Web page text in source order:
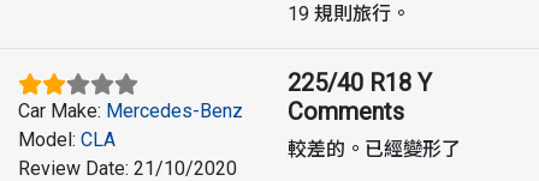
19 規則旅行。
Car Make: Mercedes-Benz
Model: CLA
Review Date: 21/10/2020
225/40 R18 Y
Comments
較差的。已經變形了